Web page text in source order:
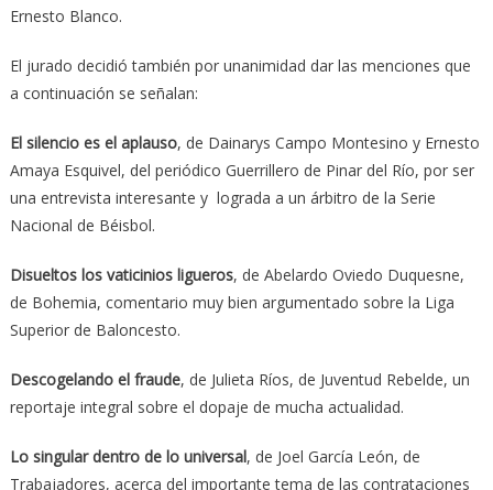
Ernesto Blanco.
El jurado decidió también por unanimidad dar las menciones que
a continuación se señalan:
El silencio es el aplauso, de Dainarys Campo Montesino y Ernesto
Amaya Esquivel, del periódico Guerrillero de Pinar del Río, por ser
una entrevista interesante y lograda a un árbitro de la Serie
Nacional de Béisbol.
Disueltos los vaticinios ligueros, de Abelardo Oviedo Duquesne,
de Bohemia, comentario muy bien argumentado sobre la Liga
Superior de Baloncesto.
Descogelando el fraude, de Julieta Ríos, de Juventud Rebelde, un
reportaje integral sobre el dopaje de mucha actualidad.
Lo singular dentro de lo universal, de Joel García León, de
Trabajadores, acerca del importante tema de las contrataciones